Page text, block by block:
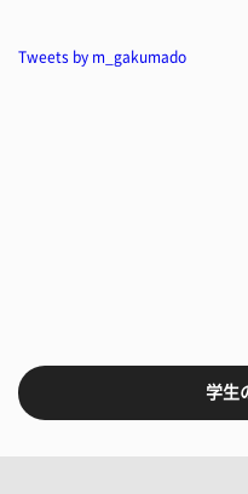
Tweets by m_gakumado
学生